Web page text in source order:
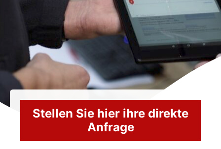
Stellen Sie hier ihre direkte
Anfrage